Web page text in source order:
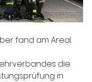
fand am Areal
die
in